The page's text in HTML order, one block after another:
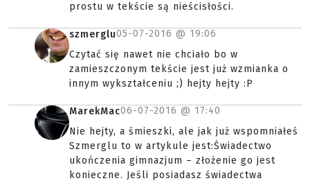
prostu w tekście są nieścisłości.
szmerglu05-07-2016 @ 19:06
Czytać się nawet nie chciało bo w
zamieszczonym tekście jest już wzmianka o
innym wykształceniu ;) hejty hejty :P
MarekMac06-07-2016 @ 17:40
Nie hejty, a śmieszki, ale jak już wspomniałeś
Szmerglu to w artykule jest:Świadectwo
ukończenia gimnazjum – złożenie go jest
konieczne. Jeśli posiadasz świadectwa